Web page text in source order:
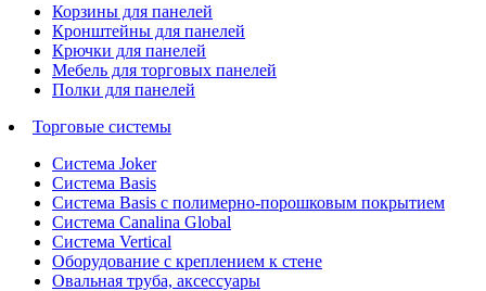
Корзины для панелей
Кронштейны для панелей
Крючки для панелей
Мебель для торговых панелей
Полки для панелей
Торговые системы
Система Joker
Система Basis
Система Basis с полимерно-порошковым покрытием
Система Canalina Global
Система Vertical
Оборудование с креплением к стене
Овальная труба, аксессуары